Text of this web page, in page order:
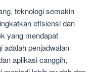
teknologi semakin
efisiensi dan
yang mendapat
adalah penjadwalan
aplikasi canggih,